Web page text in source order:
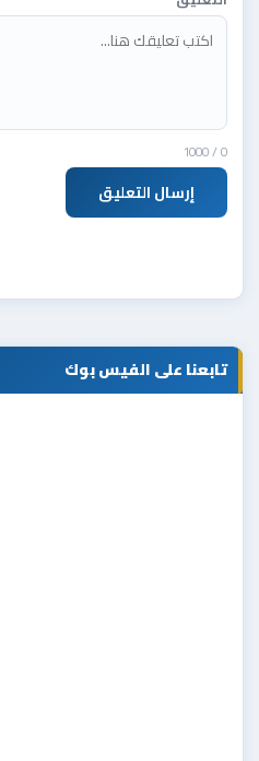
0
/ 1000
إرسال التعليق
تابعنا على الفيس بوك